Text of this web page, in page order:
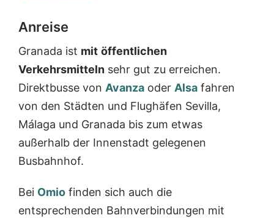
Anreise
Granada ist mit öffentlichen
Verkehrsmitteln sehr gut zu erreichen.
Direktbusse von Avanza oder Alsa fahren
von den Städten und Flughäfen Sevilla,
Málaga und Granada bis zum etwas
außerhalb der Innenstadt gelegenen
Busbahnhof.
Bei Omio finden sich auch die
entsprechenden Bahnverbindungen mit